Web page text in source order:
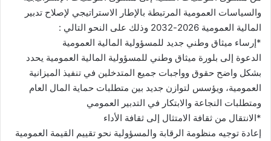
والسياسات العمومية المرتبطة بالإطار الاستراتيجي لإصلاح تدبير
المالية العمومية 2026-2032 وذلك على النحو التالي :
*إرساء ميثاق وطني جديد للمسؤولية المالية العمومية
الدعوة إلى بلورة ميثاق وطني للمسؤولية المالية العمومية يحدد
بشكل واضح حقوق وواجبات جميع المتدخلين في تنفيذ الميزانية
العمومية، ويؤسس لتوازن جديد بين متطلبات حماية المال العام
ومتطلبات النجاعة والابتكار في التدبير العمومي
*الانتقال من ثقافة الامتثال إلى ثقافة الأداء
إعادة توجيه منظومة الرقابة والمسؤولية نحو تقييم القيمة العمومية